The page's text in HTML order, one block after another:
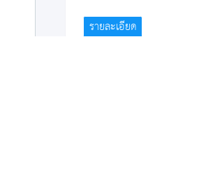
รายละเอียด